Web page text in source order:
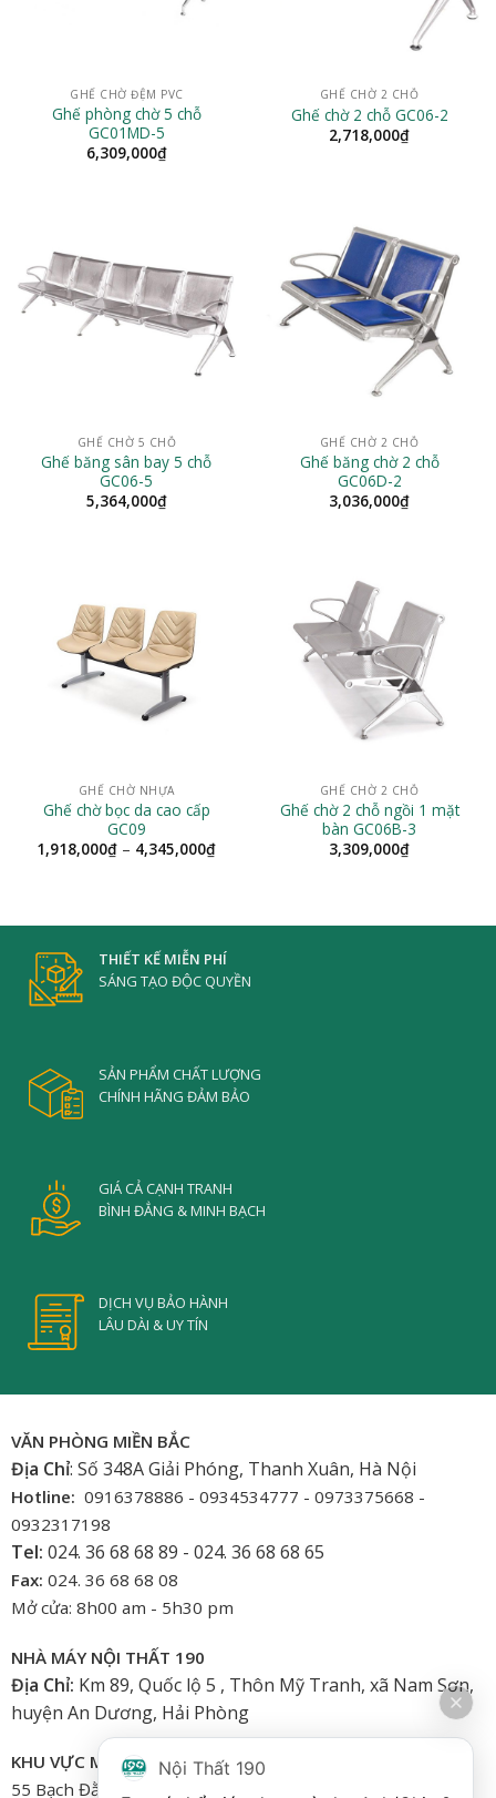
GHẾ CHỜ ĐỆM PVC
Ghế phòng chờ 5 chỗ
GC01MD-5
6,309,000₫
GHẾ CHỜ 2 CHỖ
Ghế chờ 2 chỗ GC06-2
2,718,000₫
GHẾ CHỜ 5 CHỖ
Ghế băng sân bay 5 chỗ
GC06-5
5,364,000₫
GHẾ CHỜ 2 CHỖ
Ghế băng chờ 2 chỗ
GC06D-2
3,036,000₫
GHẾ CHỜ NHỰA
Ghế chờ bọc da cao cấp
GC09
1,918,000₫ – 4,345,000₫Khoảng
GHẾ CHỜ 2 CHỖ
Ghế chờ 2 chỗ ngồi 1 mặt
bàn GC06B-3
3,309,000₫
THIẾT KẾ MIỄN PHÍ
SÁNG TẠO ĐỘC QUYỀN
SẢN PHẨM CHẤT LƯỢNG
CHÍNH HÃNG ĐẢM BẢO
GIÁ CẢ CẠNH TRANH
BÌNH ĐẲNG & MINH BẠCH
DỊCH VỤ BẢO HÀNH
LÂU DÀI & UY TÍN
VĂN PHÒNG MIỀN BẮC
Địa Chỉ: Số 348A Giải Phóng, Thanh Xuân, Hà Nội
Hotline: 0916378886 - 0934534777 - 0973375668 -
0932317198
Tel: 024. 36 68 68 89 - 024. 36 68 68 65
Fax: 024. 36 68 68 08
Mở cửa: 8h00 am - 5h30 pm
NHÀ MÁY NỘI THẤT 190
Địa Chỉ: Km 89, Quốc lộ 5 , Thôn Mỹ Tranh, xã Nam Sơn,
huyện An Dương, Hải Phòng
KHU VỰC MIỀN NAM
55 Bạch Đằng, Phường 15, Bình Thạnh-HCM
Nội Thất 190